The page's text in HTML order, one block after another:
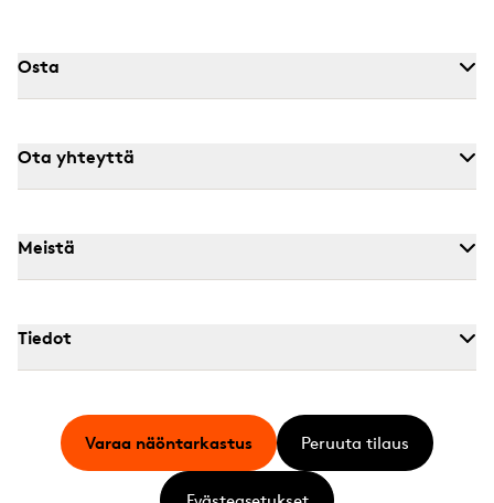
Osta
Ota yhteyttä
Meistä
Tiedot
Varaa näöntarkastus Peruuta tilaus